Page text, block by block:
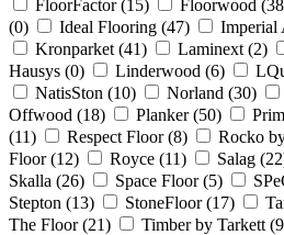
FloorFactor (15) Floorwood (38
(0) Ideal Flooring (47) Imperial
Kronparket (41) Laminext (2)
Hausys (0) Linderwood (6)
NatisSton (10) Norland (30)
Offwood (18) Planker (50)
(11) Respect Floor (8) Rocko
Floor (12) Royce (11) Salag (22
Skalla (26) Space Floor (5)
Stepton (13) StoneFloor (17)
The Floor (21) Timber by Tarkett (9